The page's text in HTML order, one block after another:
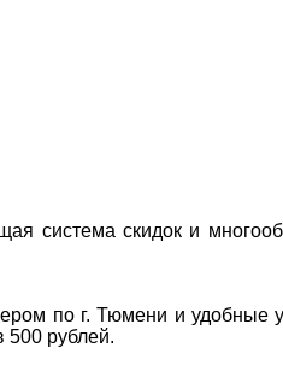
система скидок и
по г. Тюмени и удобные
500 рублей.